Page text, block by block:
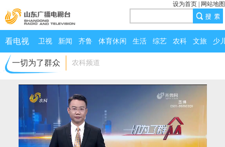
设为首页 网站地图
看电视 卫视 新闻 齐鲁 体育休闲 生活 综艺 农科 文旅 少
一切为了群众 农科频道